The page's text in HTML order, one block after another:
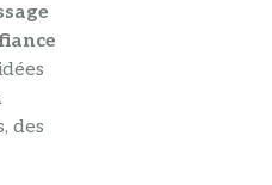
des